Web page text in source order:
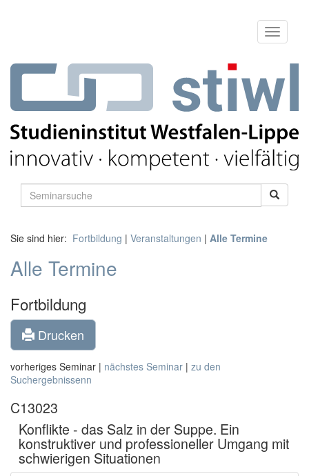
Sie sind hier: Fortbildung | Veranstaltungen | Alle Termine
Alle Termine
Fortbildung
Drucken
vorheriges Seminar | nächstes Seminar | zu den
Suchergebnissenn
C13023
Konflikte - das Salz in der Suppe. Ein
konstruktiver und professioneller Umgang mit
schwierigen Situationen